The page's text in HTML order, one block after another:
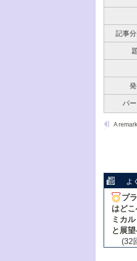
記事
パ
よ
プ
はど
ミカ
と展
(32